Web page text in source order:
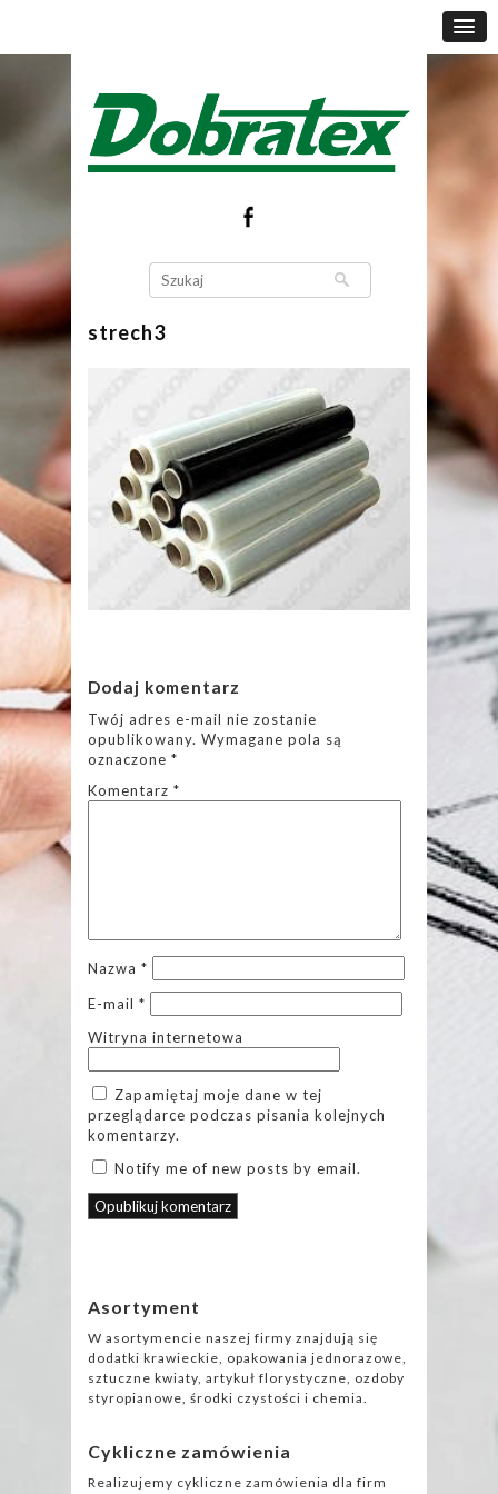
strech3
Dodaj komentarz
Twój adres e-mail nie zostanie
opublikowany. Wymagane pola są
oznaczone *
Komentarz *
Nazwa *
E-mail *
Witryna internetowa
Zapamiętaj moje dane w tej
przeglądarce podczas pisania kolejnych
komentarzy.
Notify me of new posts by email.
Asortyment
W asortymencie naszej firmy znajdują się
dodatki krawieckie, opakowania jednorazowe,
sztuczne kwiaty, artykuł florystyczne, ozdoby
styropianowe, środki czystości i chemia.
Cykliczne zamówienia
Realizujemy cykliczne zamówienia dla firm